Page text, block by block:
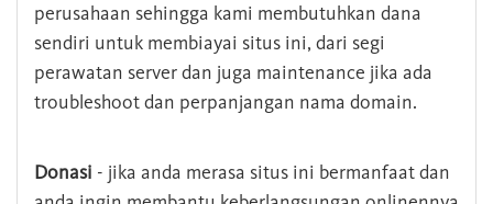
perusahaan sehingga kami membutuhkan dana
sendiri untuk membiayai situs ini, dari segi
perawatan server dan juga maintenance jika ada
troubleshoot dan perpanjangan nama domain.
Donasi - jika anda merasa situs ini bermanfaat dan